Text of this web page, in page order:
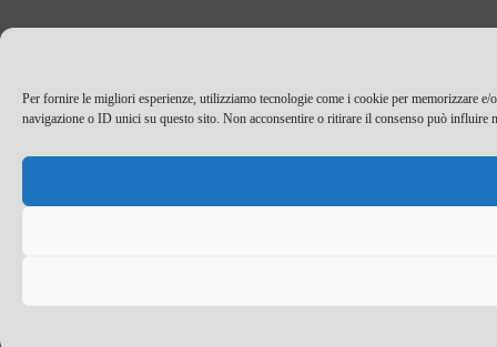
Per fornire le migliori esperienze, utilizziamo tecnologie come i cookie per memorizzare
navigazione o ID unici su questo sito. Non acconsentire o ritirare il consenso può influire